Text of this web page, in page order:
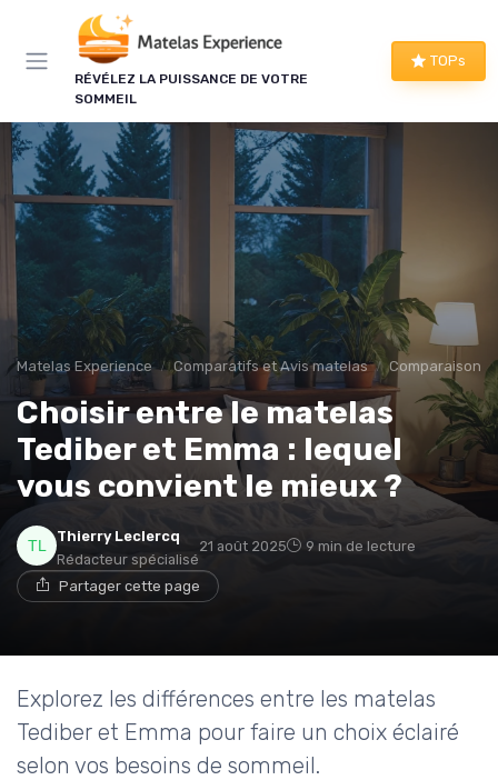
RÉVÉLEZ LA PUISSANCE DE VOTRE
SOMMEIL
TOPs
Matelas Experience Comparatifs et Avis matelas Comparaison
Choisir entre le matelas
Tediber et Emma : lequel
vous convient le mieux ?
Thierry Leclercq
Rédacteur spécialisé
21 août 2025 9 min de lecture
Partager cette page
Explorez les différences entre les matelas
Tediber et Emma pour faire un choix éclairé
selon vos besoins de sommeil.
×
LE CLUB MATELAS EXPERIENCE
Mieux dormir, ça commence
ici !
Une à deux fois par semaine, les bons plans literie
que nous avons vérifiés, nos tests en avant-
première et les conseils qui ne tiennent pas dans
Bons plans vérifiés
Tests en avant-première
Conseils pratiques Nouveautés filtrées
→ Je rejoins le club
Non merci, peut-être plus tard
Panneau de gestion des cookies